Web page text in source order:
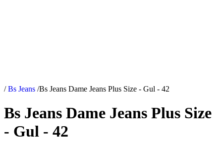
/ Bs Jeans /Bs Jeans Dame Jeans Plus Size - Gul - 42
Bs Jeans Dame Jeans Plus Size
- Gul - 42